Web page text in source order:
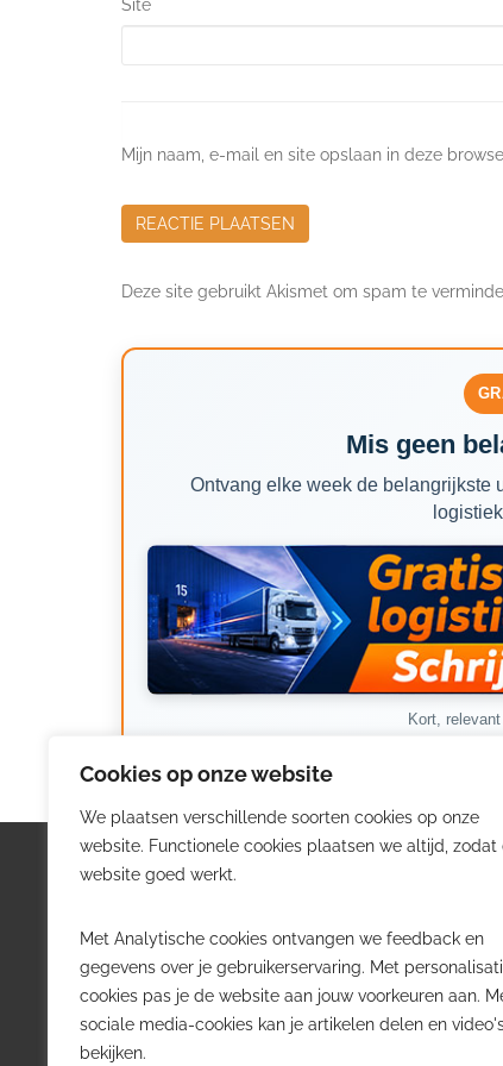
Cookies op onze website
We plaatsen verschillende soorten cookies op onze
website. Functionele cookies plaatsen we altijd, zodat
website goed werkt.
Met Analytische cookies ontvangen we feedback en
gegevens over je gebruikerservaring. Met
cookies pas je de website aan jouw voorkeuren aan.
sociale media-cookies kan je artikelen delen en
bekijken.
Site
Mijn naam, e-mail en site opslaan in deze
Deze site gebruikt Akismet om spam te
Mis geen
Ontvang elke week de belangrijkste
Kort,
Logistiek.be
Logistiek.be brengt dagelijks nieuws,
trends en praktijkverhalen over
transport, warehousing, supply chain
en automatisering in België.